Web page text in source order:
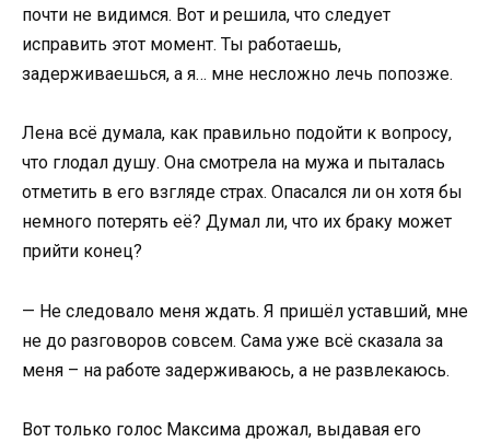
почти не видимся. Вот и решила, что следует
исправить этот момент. Ты работаешь,
задерживаешься, а я… мне несложно лечь попозже.
Лена всё думала, как правильно подойти к вопросу,
что глодал душу. Она смотрела на мужа и пыталась
отметить в его взгляде страх. Опасался ли он хотя бы
немного потерять её? Думал ли, что их браку может
прийти конец?
— Не следовало меня ждать. Я пришёл уставший, мне
не до разговоров совсем. Сама уже всё сказала за
меня – на работе задерживаюсь, а не развлекаюсь.
Вот только голос Максима дрожал, выдавая его